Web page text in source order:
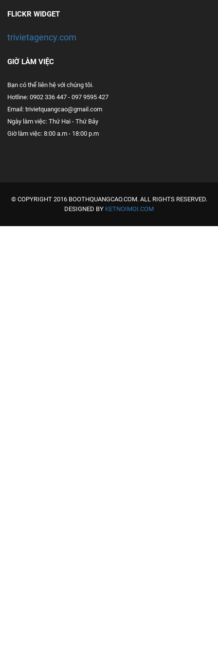
FLICKR WIDGET
trivietagency.com
GIỜ LÀM VIỆC
Bạn có thể liên hệ với chúng tôi.
Hotline: 0902 336 447 - 097 9595 427
Email: trivietquangcao@gmail.com
Ngày làm việc: Thứ Hai - Thứ Bảy
Giờ làm việc: 8:00 a.m - 18:00 p.m
© COPYRIGHT 2016 BOOTHQUANGCAO.COM. ALL RIGHTS RESERVED.
DESIGNED BY KETNOIMOI.COM